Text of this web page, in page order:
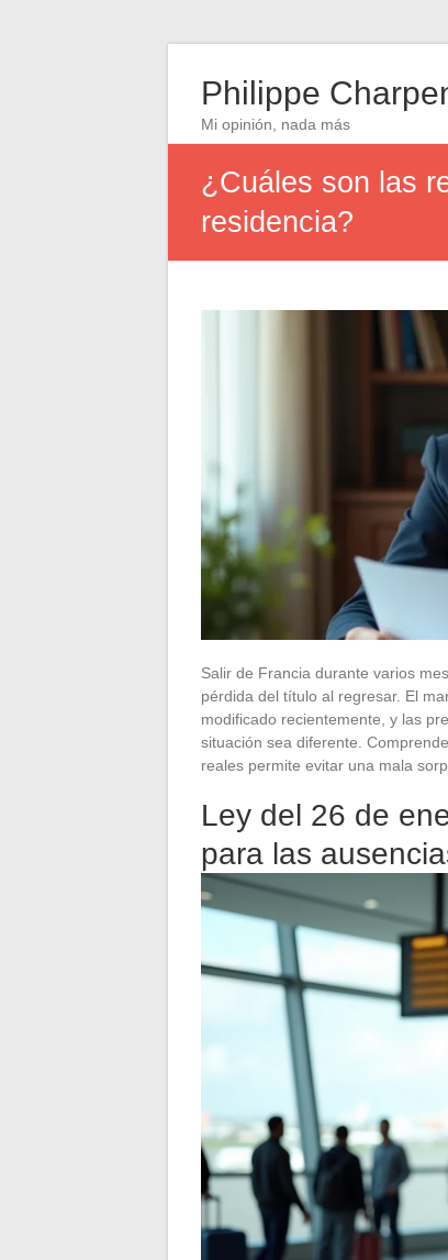
Philippe
Mi opinión, nada más
¿Cuáles son las
residencia?
Salir de Francia durante varios
pérdida del título al regresar. El
modificado recientemente, y las
situación sea diferente.
reales permite evitar una mala
Ley del 26 de
para las